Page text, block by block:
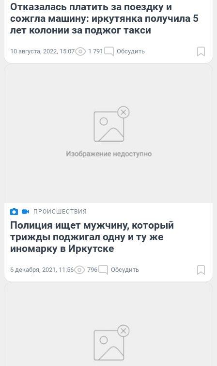
Отказалась платить за поездку и
сожгла машину: иркутянка получила 5
лет колонии за поджог такси
10 августа, 2022, 15:07 1 791 Обсудить
ПРОИСШЕСТВИЯ
Полиция ищет мужчину, который
трижды поджигал одну и ту же
иномарку в Иркутске
6 декабря, 2021, 11:56 796 Обсудить